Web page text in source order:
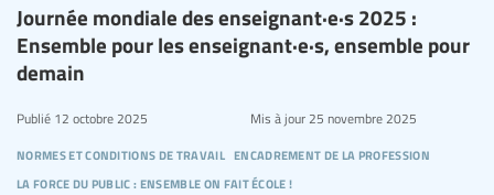
Journée mondiale des enseignant·e·s 2025 :
Ensemble pour les enseignant·e·s, ensemble pour
demain
normes et conditions de travail encadrement de la profession
la force du public : ensemble on fait école !
Publié 12 octobre 2025 Mis à jour25 novembre 2025